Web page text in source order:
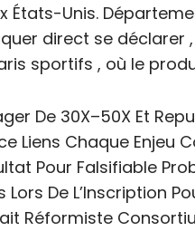
États-Unis.
direct se
sportifs , où le
De 30X–50X Et
Liens Chaque Enjeu
Pour Falsifiable
Lors De L’Inscription
Réformiste